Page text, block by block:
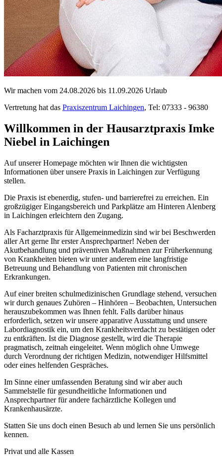
Wir machen vom 24.08.2026 bis 11.09.2026 Urlaub
Vertretung hat das Praxiszentrum Laichingen, Tel: 07333 - 96380
Willkommen in der Hausarztpraxis Imke
Niebel in Laichingen
Auf unserer Homepage möchten wir Ihnen die wichtigsten
Informationen über unsere Praxis in Laichingen zur Verfügung
stellen.
Die Praxis ist ebenerdig, stufen- und barrierefrei zu erreichen. Ein
großzügiger Eingangsbereich und Parkplätze am Hinteren Alenberg
in Laichingen erleichtern den Zugang.
Als Facharztpraxis für Allgemeinmedizin sind wir bei Beschwerden
aller Art gerne Ihr erster Ansprechpartner! Neben der
Akutbehandlung und präventiven Maßnahmen zur Früherkennung
von Krankheiten bieten wir unter anderem eine langfristige
Betreuung und Behandlung von Patienten mit chronischen
Erkrankungen.
Auf einer breiten schulmedizinischen Grundlage stehend, versuchen
wir durch genaues Zuhören – Hinhören – Beobachten, Untersuchen
herauszubekommen was Ihnen fehlt. Falls darüber hinaus
erforderlich, setzen wir unsere apparative Ausstattung und unsere
Labordiagnostik ein, um den Krankheitsverdacht zu bestätigen oder
zu entkräften. Ist die Diagnose gestellt, wird die Therapie
pragmatisch, zeitnah eingeleitet. Wenn möglich ohne Umwege
durch Verordnung der richtigen Medizin, notwendiger Hilfsmittel
oder eines helfenden Gespräches.
Im Sinne einer umfassenden Beratung sind wir aber auch
Sammelstelle für gesundheitliche Informationen und
Ansprechpartner für andere fachärztliche Kollegen und
Krankenhausärzte.
Statten Sie uns doch einen Besuch ab und lernen Sie uns persönlich
kennen.
Privat und alle Kassen